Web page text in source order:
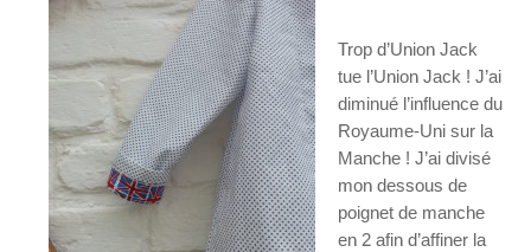
Trop d’Union Jack
tue l’Union Jack ! J’ai
diminué l’influence du
Royaume-Uni sur la
Manche ! J’ai divisé
mon dessous de
poignet de manche
en 2 afin d’affiner la